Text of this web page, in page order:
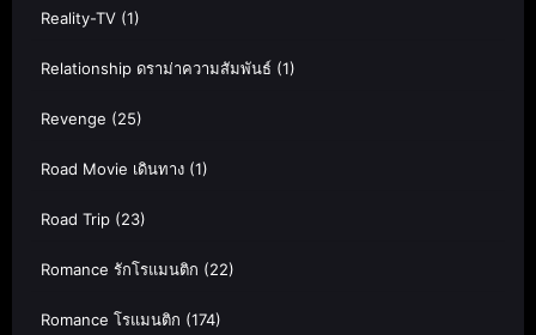
Reality-TV (1)
Relationship ดราม่าความสัมพันธ์ (1)
Revenge (25)
Road Movie เดินทาง (1)
Road Trip (23)
Romance รักโรแมนติก (22)
Romance โรแมนติก (174)